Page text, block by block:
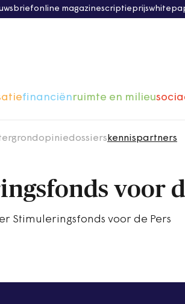
online magazinescriptieprijs
financiënruimte en milieu
opiniedossiers kennispartners
voor
Stimuleringsfonds voor de Pers